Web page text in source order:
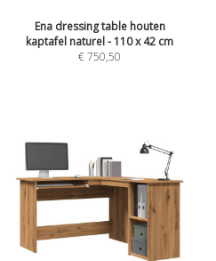
Ena dressing table houten
kaptafel naturel - 110 x 42 cm
€750,50